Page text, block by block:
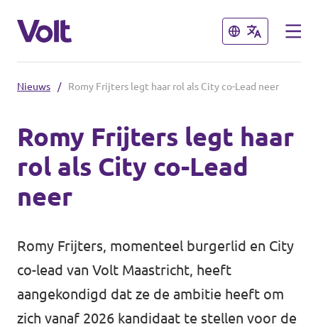
Sluiten
Volt Maastricht
Sluiten
Standpunten
Over Volt
Mensen
Nieuws
Nieuws / Romy Frijters legt haar rol als City co-Lead neer
Romy Frijters legt haar
rol als City co-Lead
neer
Romy Frijters, momenteel burgerlid en City
co-lead van Volt Maastricht, heeft
aangekondigd dat ze de ambitie heeft om
zich vanaf 2026 kandidaat te stellen voor de